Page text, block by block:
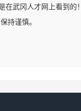
在武冈人才网上看到的！
持谨慎。